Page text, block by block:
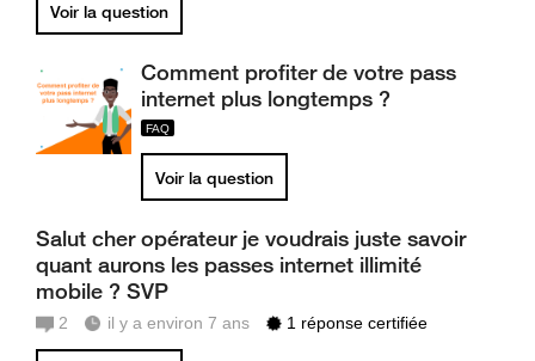
Voir la question
Comment profiter de votre pass
internet plus longtemps ?
Voir la question
Salut cher opérateur je voudrais juste savoir
quant aurons les passes internet illimité
mobile ? SVP
2 il y a environ 7 ans 1 réponse certifiée